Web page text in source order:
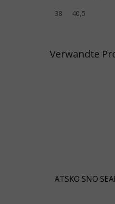
Verwandte
ATSKO SNO
38
40,5